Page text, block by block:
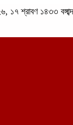
১৭ শ্রাবণ ১৪৩৩ বঙ্গাব্দ